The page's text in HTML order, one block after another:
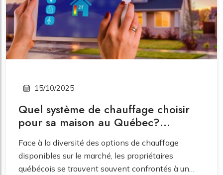
plus pertinents constitue donc un levier essentiel
pour optimiser la rentabilité et pérenniser le
patrimoine immobilier du propriétaire.
15/10/2025
Quel système de chauffage choisir
pour sa maison au Québec?
climatiseur mural - Le guide complet.
Face à la diversité des options de chauffage
disponibles sur le marché, les propriétaires
québécois se trouvent souvent confrontés à un